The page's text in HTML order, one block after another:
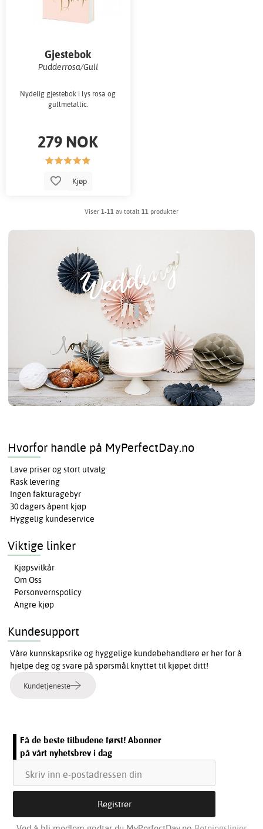
Gjestebok
Pudderrosa/Gull
Nydelig gjestebok i lys rosa og
gullmetallic.
279 NOK
Kjøp
Viser 1-11 av totalt 11 produkter
Hvorfor handle på MyPerfectDay.no
Lave priser og stort utvalg
Rask levering
Ingen fakturagebyr
30 dagers åpent kjøp
Hyggelig kundeservice
Viktige linker
Kjøpsvilkår
Om Oss
Personvernspolicy
Angre kjøp
Kundesupport
Våre kunnskapsrike og hyggelige kundebehandlere er her for å
hjelpe deg og svare på spørsmål knyttet til kjøpet ditt!
Kundetjeneste
Få de beste tilbudene først! Abonner
på vårt nyhetsbrev i dag